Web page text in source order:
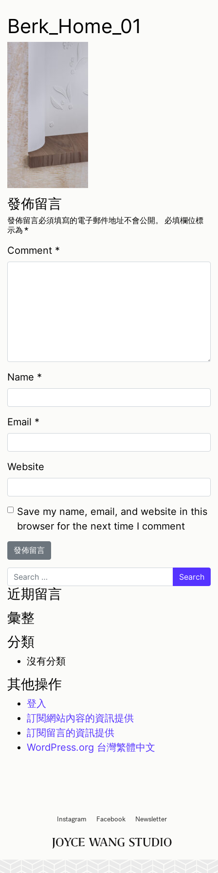
Berk_Home_01
發佈留言
發佈留言必須填寫的電子郵件地址不會公開。
必填欄位標
示為 *
Comment *
Name *
Email *
Website
Save my name, email, and website in this
browser for the next time I comment
Search
近期留言
彙整
分類
沒有分類
其他操作
登入
訂閱網站內容的資訊提供
訂閱留言的資訊提供
WordPress.org 台灣繁體中文
Instagram Facebook Newsletter